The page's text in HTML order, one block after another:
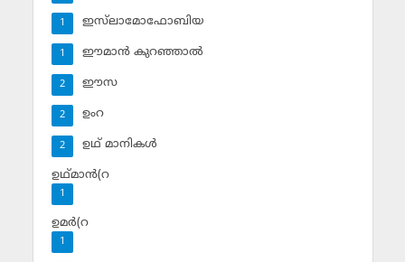
ഇസ്‌ലാമോഫോബിയ
1
ഈമാന്‍ കുറഞ്ഞാല്‍
1
ഈസ
2
ഉംറ
2
ഉഥ് മാനികള്‍
2
ഉഥ്മാന്‍(റ
1
ഉമര്‍(റ
1